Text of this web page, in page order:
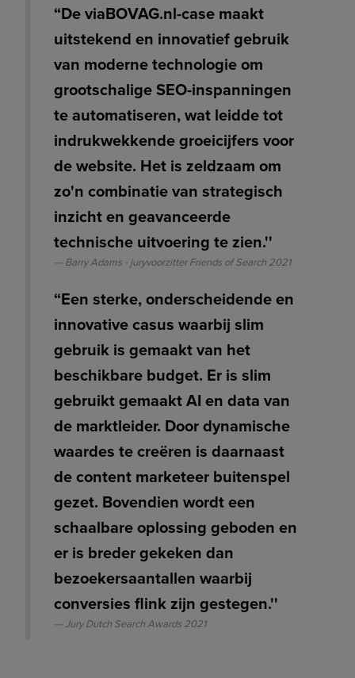
“De viaBOVAG.nl-case maakt
uitstekend en innovatief gebruik
van moderne technologie om
grootschalige SEO-inspanningen
te automatiseren, wat leidde tot
indrukwekkende groeicijfers voor
de website. Het is zeldzaam om
zo'n combinatie van strategisch
inzicht en geavanceerde
technische uitvoering te zien.''
Barry Adams - juryvoorzitter Friends of Search 2021
“Een sterke, onderscheidende en
innovative casus waarbij slim
gebruik is gemaakt van het
beschikbare budget. Er is slim
gebruikt gemaakt AI en data van
de marktleider. Door dynamische
waardes te creëren is daarnaast
de content marketeer buitenspel
gezet. Bovendien wordt een
schaalbare oplossing geboden en
er is breder gekeken dan
bezoekersaantallen waarbij
conversies flink zijn gestegen.''
Jury Dutch Search Awards 2021